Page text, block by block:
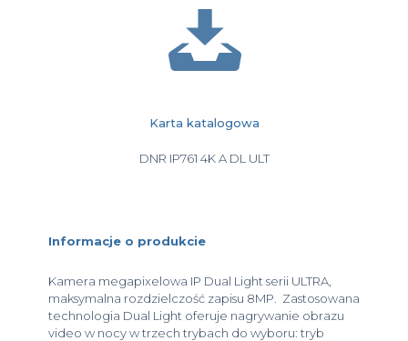
Karta katalogowa
DNR IP761 4K A DL ULT
Informacje o produkcie
Kamera megapixelowa IP Dual Light serii ULTRA,
maksymalna rozdzielczość zapisu 8MP. Zastosowana
technologia Dual Light oferuje nagrywanie obrazu
video w nocy w trzech trybach do wyboru: tryb